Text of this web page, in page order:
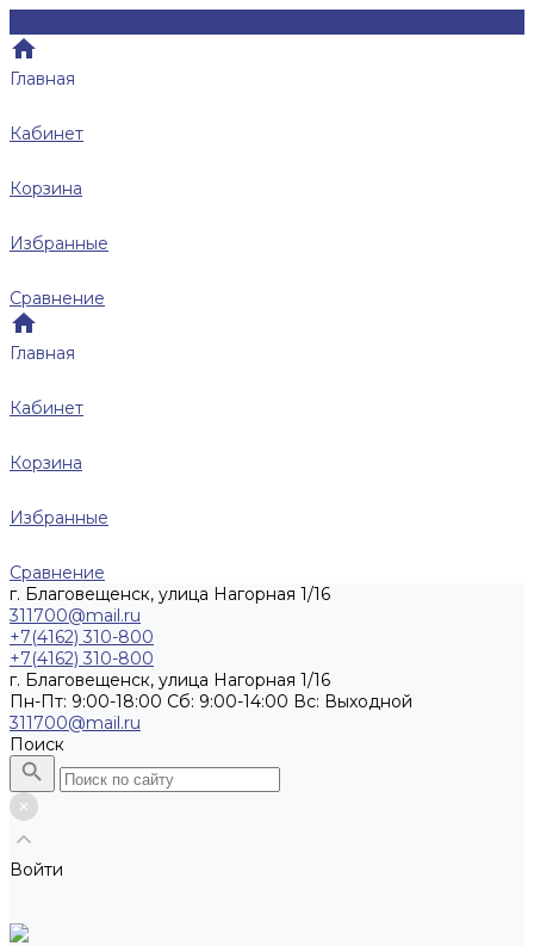
Главная
Кабинет
Корзина
Избранные
Сравнение
Главная
Кабинет
Корзина
Избранные
Сравнение
г. Благовещенск, улица Нагорная 1/16
311700@mail.ru
+7(4162) 310-800
+7(4162) 310-800
г. Благовещенск, улица Нагорная 1/16
Пн-Пт: 9:00-18:00 Cб: 9:00-14:00 Вс: Выходной
311700@mail.ru
Поиск
Войти